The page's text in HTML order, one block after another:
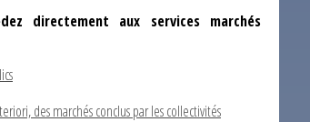
directement aux services marchés
des marchés conclus par les collectivités